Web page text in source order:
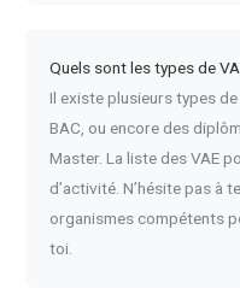
Quels sont les types de
Il existe plusieurs types de
BAC, ou encore des
Master. La liste des VAE
d’activité. N’hésite pas à
organismes compétents
toi.